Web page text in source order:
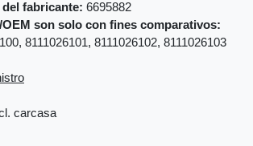
del fabricante: 6695882
OEM son solo con fines comparativos:
8111026101, 8111026102, 8111026103
carcasa